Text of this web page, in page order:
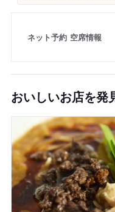
ネット予約 空席情報
おいしいお店を発